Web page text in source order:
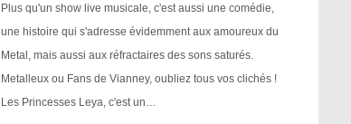
Plus qu'un show live musicale, c'est aussi une comédie,
une histoire qui s'adresse évidemment aux amoureux du
Metal, mais aussi aux réfractaires des sons saturés.
Metalleux ou Fans de Vianney, oubliez tous vos clichés !
Les Princesses Leya, c'est un…